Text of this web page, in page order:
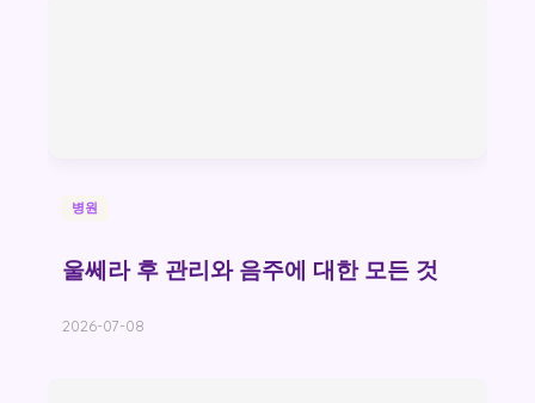
병원
울쎄라 후 관리와 음주에 대한 모든 것
2026-07-08